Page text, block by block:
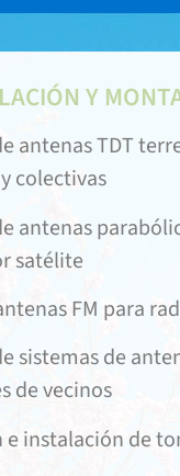
Y
antenas TDT
colectivas
antenas
satélite
FM para
sistemas de
de vecinos
e instalación de